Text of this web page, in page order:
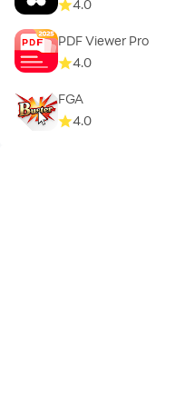
* 有料アドオン
4.0
PDF Viewer Pro
4.0
FGA
4.0